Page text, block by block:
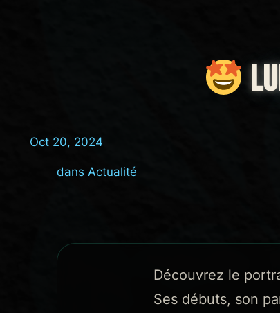
Oct 20, 2024
dans Actualité
Découvrez le
Ses débuts, son